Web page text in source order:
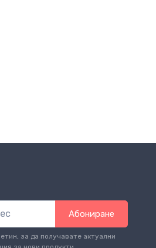
Абониране
за да получавате актуални